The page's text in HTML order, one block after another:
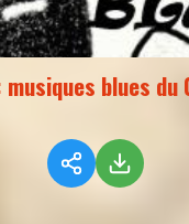
blues